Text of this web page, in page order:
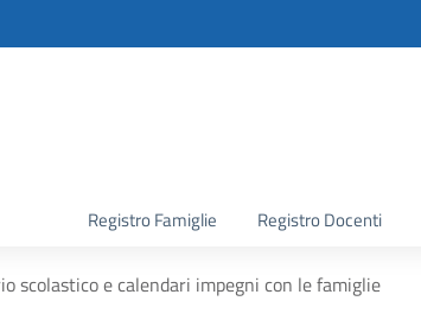
Registro Famiglie Registro Docenti
scolastico e calendari impegni con le famiglie